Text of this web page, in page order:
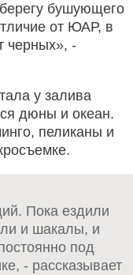
бушующего
от ЮАР, в
черных», -
у залива
дюны и океан.
пеликаны и
Пока ездили
и шакалы, и
под
- рассказывает